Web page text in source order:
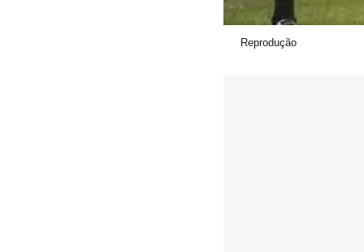
Reprodução